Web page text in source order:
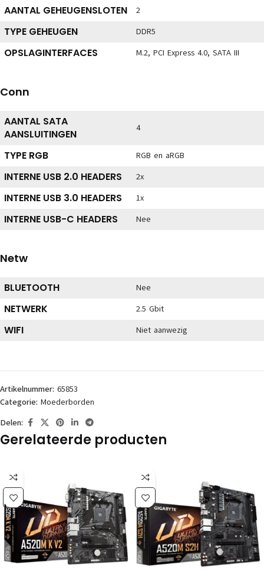
AANTAL GEHEUGENSLOTEN 2
TYPE GEHEUGEN DDR5
OPSLAGINTERFACES M.2, PCI Express 4.0, SATA III
Conn
AANTAL SATA
AANSLUITINGEN
4
TYPE RGB RGB en aRGB
INTERNE USB 2.0 HEADERS 2x
INTERNE USB 3.0 HEADERS 1x
INTERNE USB-C HEADERS Nee
Netw
BLUETOOTH Nee
NETWERK 2.5 Gbit
WIFI Niet aanwezig
Artikelnummer: 65853
Categorie: Moederborden
Delen:
Gerelateerde producten